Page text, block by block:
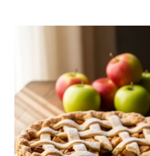
PANADERÍA
ESCANDINAVA
RECETAS
E
INGREDIENTES
ÚNICOS